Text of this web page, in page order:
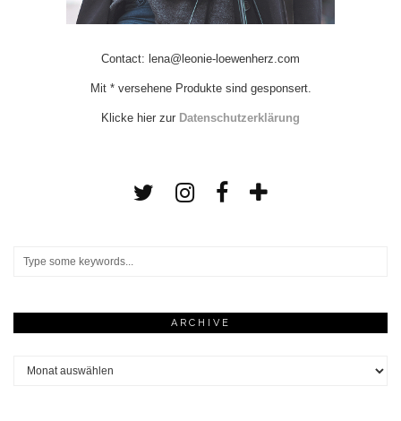
Contact: lena@leonie-loewenherz.com
Mit * versehene Produkte sind gesponsert.
Klicke hier zur Datenschutzerklärung
ARCHIVE